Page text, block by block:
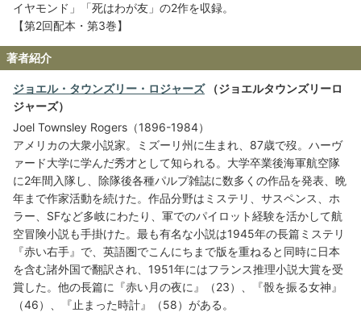
イヤモンド」「死はわが友」の2作を収録。
【第2回配本・第3巻】
著者紹介
ジョエル・タウンズリー・ロジャーズ（ジョエルタウンズリーロ
ジャーズ）
Joel Townsley Rogers（1896-1984）
アメリカの大衆小説家。ミズーリ州に生まれ、87歳で歿。ハーヴ
ァード大学に学んだ秀才として知られる。大学卒業後海軍航空隊
に2年間入隊し、除隊後各種パルプ雑誌に数多くの作品を発表、晩
年まで作家活動を続けた。作品分野はミステリ、サスペンス、ホ
ラー、SFなど多岐にわたり、軍でのパイロット経験を活かして航
空冒険小説も手掛けた。最も有名な小説は1945年の長篇ミステリ
『赤い右手』で、英語圏でこんにちまで版を重ねると同時に日本
を含む諸外国で翻訳され、1951年にはフランス推理小説大賞を受
賞した。他の長篇に『赤い月の夜に』（23）、『骰を振る女神』
（46）、『止まった時計』（58）がある。